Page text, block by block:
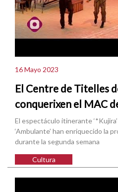
16 Mayo 2023
El Centre de Titelles
conquerixen el MAC
El espectáculo itinerante
‘Ambulante’ han enriquecido la
durante la segunda semana
Cultura